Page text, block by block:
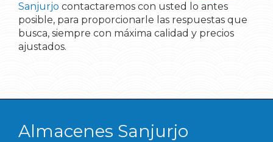
Sanjurjo contactaremos con usted lo antes
posible, para proporcionarle las respuestas que
busca, siempre con máxima calidad y precios
ajustados.
Almacenes Sanjurjo